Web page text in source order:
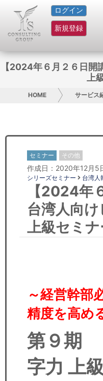
ログイン
新規登録
HOME
サービス紹介
コラム
お問い合わせ
日本人にPR
コンサルティング
リサーチ
セミナー
ＩＴ
飲食店情報
【2024年６月２６日開
上
HOME サービス
セミナー その他
作成日：2020年12月5
シリーズセミナー 台湾人
【2024年
台湾人向
上級セミナ
～経営幹部
精度を高め
第９期
字力 上